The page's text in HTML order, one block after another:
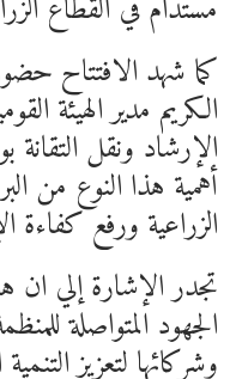
كما شهد الافتتاح
الكريم مدير الهيئة
الإرشاد ونقل التقانة
أهمية هذا النوع من
الزراعية ورفع كفاءة
تجدر الإشارة إلي ان
الجهود المتواصلة
وشركائها لتعزيز